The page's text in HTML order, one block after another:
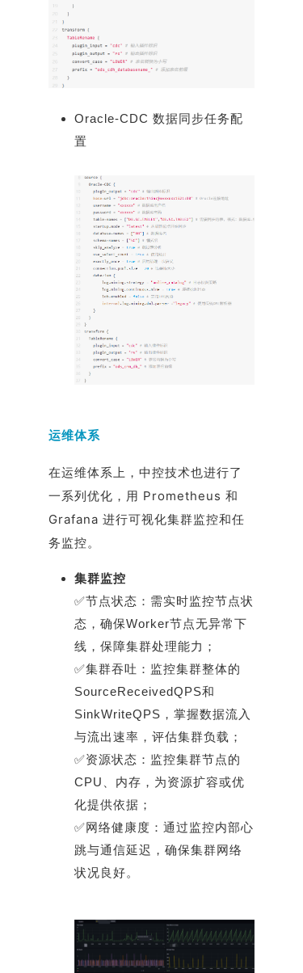
Oracle-CDC 数据同步任务配
置
运维体系
在运维体系上，中控技术也进行了
一系列优化，用 Prometheus 和
Grafana 进行可视化集群监控和任
务监控。
集群监控
✅节点状态：需实时监控节点状
态，确保Worker节点无异常下
线，保障集群处理能力；
✅集群吞吐：监控集群整体的
SourceReceivedQPS和
SinkWriteQPS，掌握数据流入
与流出速率，评估集群负载；
✅资源状态：监控集群节点的
CPU、内存，为资源扩容或优
化提供依据；
✅网络健康度：通过监控内部心
跳与通信延迟，确保集群网络
状况良好。